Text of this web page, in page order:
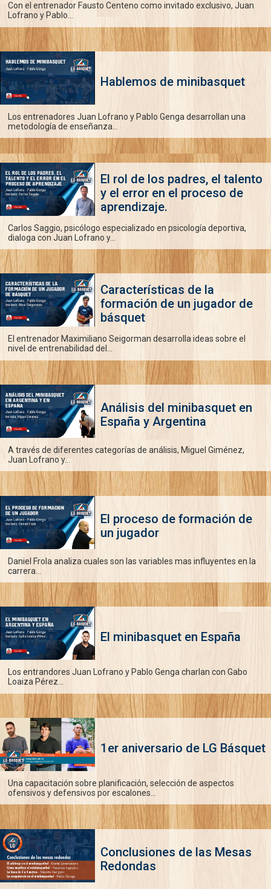
Con el entrenador Fausto Centeno como invitado exclusivo, Juan
Lofrano y Pablo...
Hablemos de minibasquet
Los entrenadores Juan Lofrano y Pablo Genga desarrollan una
metodología de enseñanza...
El rol de los padres, el talento
y el error en el proceso de
aprendizaje.
Carlos Saggio, psicólogo especializado en psicología deportiva,
dialoga con Juan Lofrano y...
Características de la
formación de un jugador de
básquet
El entrenador Maximiliano Seigorman desarrolla ideas sobre el
nivel de entrenabilidad del...
Análisis del minibasquet en
España y Argentina
A través de diferentes categorías de análisis, Miguel Giménez,
Juan Lofrano y...
El proceso de formación de
un jugador
Daniel Frola analiza cuales son las variables mas influyentes en la
carrera...
El minibasquet en España
Los entrandores Juan Lofrano y Pablo Genga charlan con Gabo
Loaiza Pérez...
1er aniversario de LG Básquet
Una capacitación sobre planificación, selección de aspectos
ofensivos y defensivos por escalones...
Conclusiones de las Mesas
Redondas